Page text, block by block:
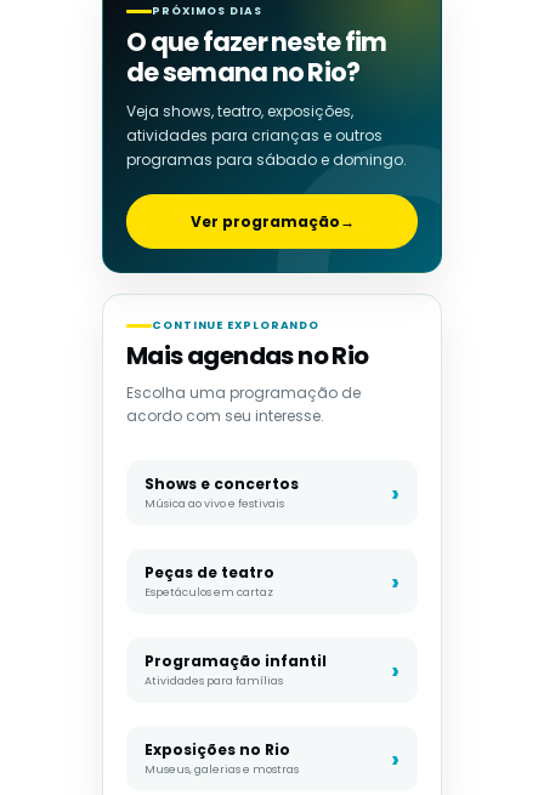
PRÓXIMOS DIAS
O que fazer neste fim
de semana no Rio?
Veja shows, teatro, exposições,
atividades para crianças e outros
programas para sábado e domingo.
Ver programação→
CONTINUE EXPLORANDO
Mais agendas no Rio
Escolha uma programação de
acordo com seu interesse.
Shows e concertos
Música ao vivo e festivais
Peças de teatro
Espetáculos em cartaz
Programação infantil
Atividades para famílias
Exposições no Rio
Museus, galerias e mostras